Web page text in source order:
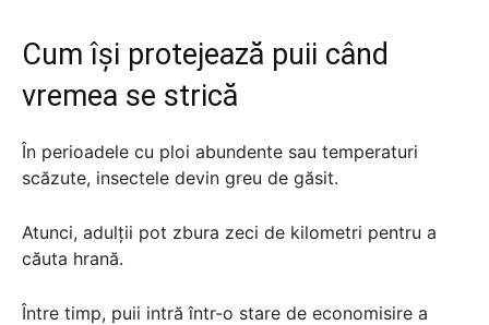
Cum își protejează puii când
vremea se strică
În perioadele cu ploi abundente sau temperaturi
scăzute, insectele devin greu de găsit.
Atunci, adulții pot zbura zeci de kilometri pentru a
căuta hrană.
Între timp, puii intră într-o stare de economisire a